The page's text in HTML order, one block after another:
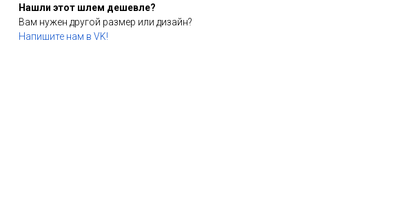
Нашли этот шлем дешевле?
Вам нужен другой размер или дизайн?
Напишите нам в VK!